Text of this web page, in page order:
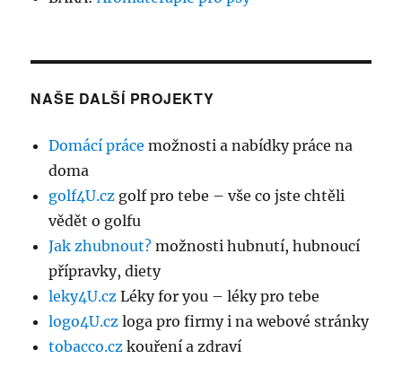
NAŠE DALŠÍ PROJEKTY
Domácí práce možnosti a nabídky práce na
doma
golf4U.cz golf pro tebe – vše co jste chtěli
vědět o golfu
Jak zhubnout? možnosti hubnutí, hubnoucí
přípravky, diety
leky4U.cz Léky for you – léky pro tebe
logo4U.cz loga pro firmy i na webové stránky
tobacco.cz kouření a zdraví